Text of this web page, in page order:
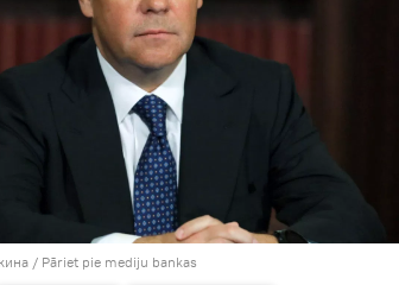
/ Pāriet pie mediju bankas